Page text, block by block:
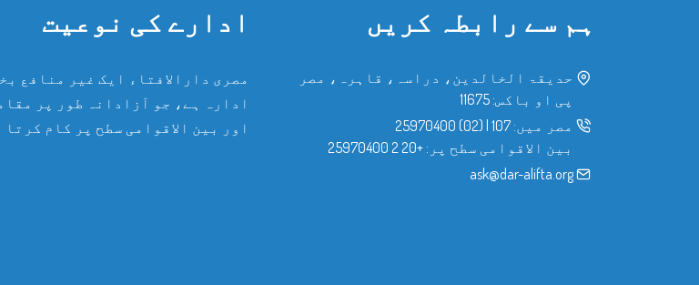
ہم سے رابطہ کریں
حدیقۃ الخالدین، دراسہ، قاہرہ، مصر
پی او باکس: 11675
مصر میں: 107
(02) 25970400
بین الاقوامی سطح پر: +20 2 25970400
ask@dar-alifta.org
ادارے کی نوعیت
مصری دارالافتاء ایک غیر منافع
ادارہ ہے، جو آزادانہ طور پر
اور بین الاقوامی سطح پر کام کرتا